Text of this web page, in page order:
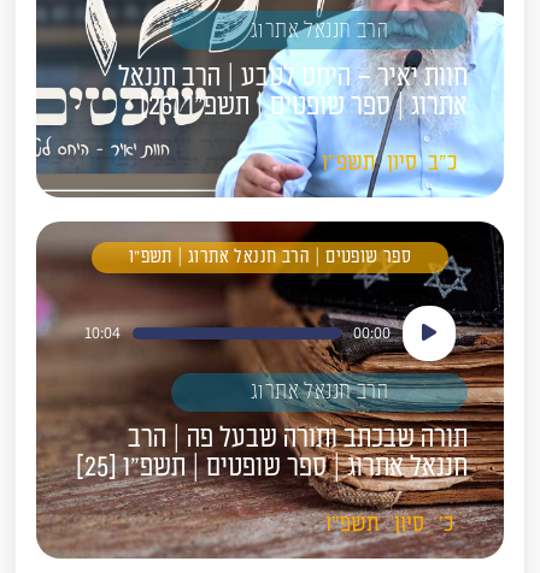
הרב חננאל אתרוג
חוות יאיר – היחס לטבע | הרב חננאל
אתרוג | ספר שופטים | תשפ"ו [26]
כ"ב סיון תשפ"ו
ספר שופטים | הרב חננאל אתרוג | תשפ"ו
נגן
אודיו
00:00
10:04
הרב חננאל אתרוג
תורה שבכתב ותורה שבעל פה | הרב
חננאל אתרוג | ספר שופטים | תשפ"ו [25]
כ' סיון תשפ"ו